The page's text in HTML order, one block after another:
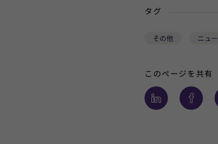
タグ
その他 ニュ
このページを共有